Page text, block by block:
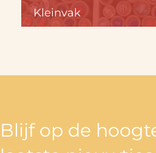
Kleinvak
Blijf op de